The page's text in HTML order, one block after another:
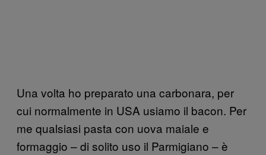
Una volta ho preparato una carbonara, per
cui normalmente in USA usiamo il bacon. Per
me qualsiasi pasta con uova maiale e
formaggio – di solito uso il Parmigiano – è